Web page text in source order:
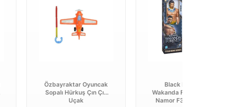
Özbayraktar Oyuncak
Sopalı Hürkuş Çın Çın
Uçak
Black Panther:
Wakanda Forever Figür
Namor F3351-f414...